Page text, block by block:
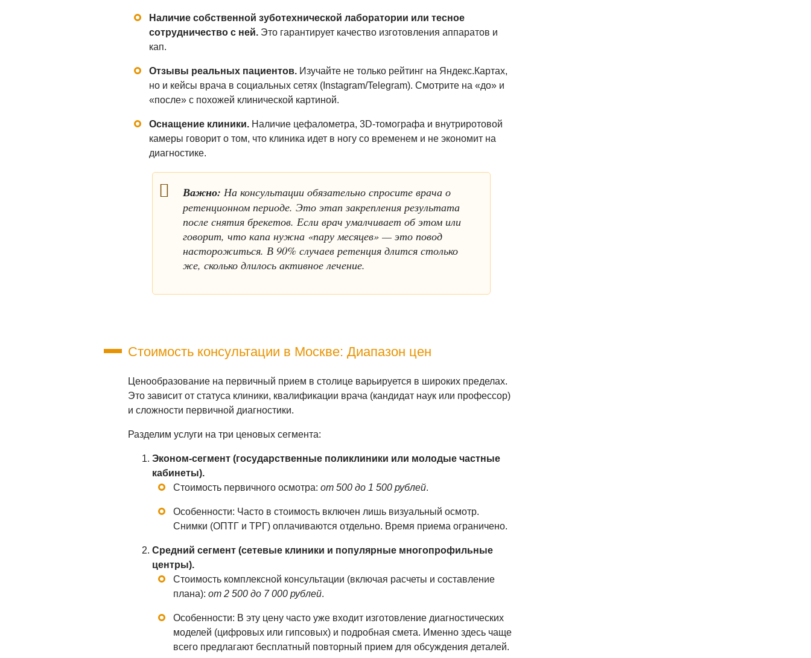
Наличие собственной зуботехнической лаборатории или тесное
сотрудничество с ней. Это гарантирует качество изготовления аппаратов и
кап.
Отзывы реальных пациентов. Изучайте не только рейтинг на Яндекс.Картах,
но и кейсы врача в социальных сетях (Instagram/Telegram). Смотрите на «до» и
«после» с похожей клинической картиной.
Оснащение клиники. Наличие цефалометра, 3D-томографа и внутриротовой
камеры говорит о том, что клиника идет в ногу со временем и не экономит на
диагностике.
Важно: На консультации обязательно спросите врача о
ретенционном периоде. Это этап закрепления результата
после снятия брекетов. Если врач умалчивает об этом или
говорит, что капа нужна «пару месяцев» — это повод
насторожиться. В 90% случаев ретенция длится столько
же, сколько длилось активное лечение.
Стоимость консультации в Москве: Диапазон цен
Ценообразование на первичный прием в столице варьируется в широких пределах.
Это зависит от статуса клиники, квалификации врача (кандидат наук или профессор)
и сложности первичной диагностики.
Разделим услуги на три ценовых сегмента:
Эконом-сегмент (государственные поликлиники или молодые частные
кабинеты).
Стоимость первичного осмотра: от 500 до 1 500 рублей.
Особенности: Часто в стоимость включен лишь визуальный осмотр.
Снимки (ОПТГ и ТРГ) оплачиваются отдельно. Время приема ограничено.
Средний сегмент (сетевые клиники и популярные многопрофильные
центры).
Стоимость комплексной консультации (включая расчеты и составление
плана): от 2 500 до 7 000 рублей.
Особенности: В эту цену часто уже входит изготовление диагностических
моделей (цифровых или гипсовых) и подробная смета. Именно здесь чаще
всего предлагают бесплатный повторный прием для обсуждения деталей.